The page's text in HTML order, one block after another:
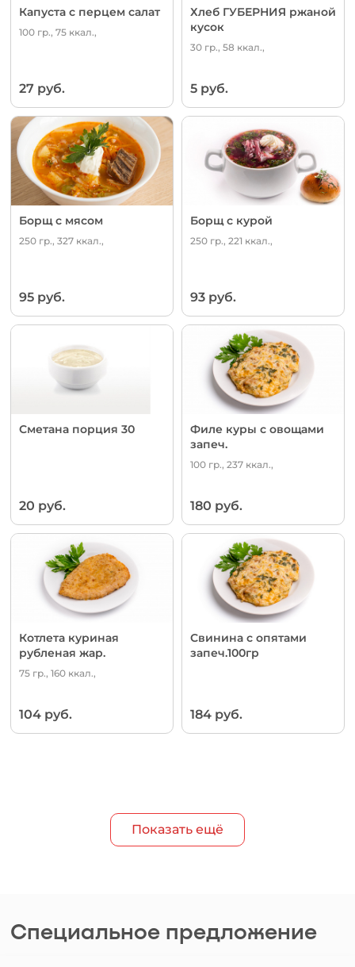
Капуста с перцем салат
100 гр., 75 ккал.,
27 руб.
Хлеб ГУБЕРНИЯ ржаной
кусок
30 гр., 58 ккал.,
5 руб.
Борщ с мясом
250 гр., 327 ккал.,
95 руб.
Борщ с курой
250 гр., 221 ккал.,
93 руб.
Сметана порция 30
20 руб.
Филе куры с овощами
запеч.
100 гр., 237 ккал.,
180 руб.
Котлета куриная
рубленая жар.
75 гр., 160 ккал.,
104 руб.
Свинина с опятами
запеч.100гр
184 руб.
Показать ещё
Специальное предложение